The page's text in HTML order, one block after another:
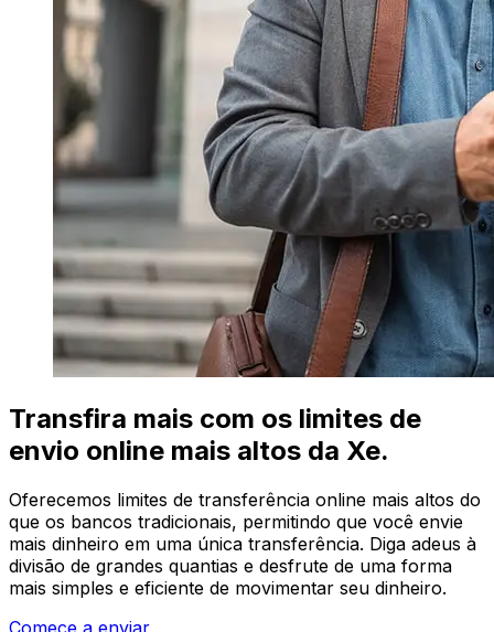
Transfira mais com os limites de
envio online mais altos da Xe.
Oferecemos limites de transferência online mais altos do
que os bancos tradicionais, permitindo que você envie
mais dinheiro em uma única transferência. Diga adeus à
divisão de grandes quantias e desfrute de uma forma
mais simples e eficiente de movimentar seu dinheiro.